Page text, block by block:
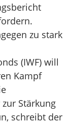
zu stark
(IWF) will
Kampf
Stärkung
schreibt der